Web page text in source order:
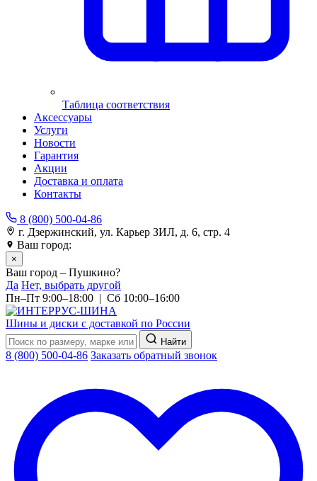
Таблица соответствия
Аксессуары
Услуги
Новости
Гарантия
Акции
Доставка и оплата
Контакты
8 (800) 500-04-86
г. Дзержинский, ул. Карьер ЗИЛ, д. 6, стр. 4
Ваш город:
×
Ваш город – Пушкино?
Да Нет, выбрать другой
Пн–Пт 9:00–18:00 | Сб 10:00–16:00
Шины и диски с доставкой по России
Найти
8 (800) 500-04-86 Заказать обратный звонок